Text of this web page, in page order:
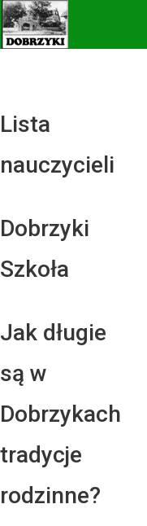
Lista
nauczycieli
Dobrzyki
Szkoła
Jak długie
są w
Dobrzykach
tradycje
rodzinne?